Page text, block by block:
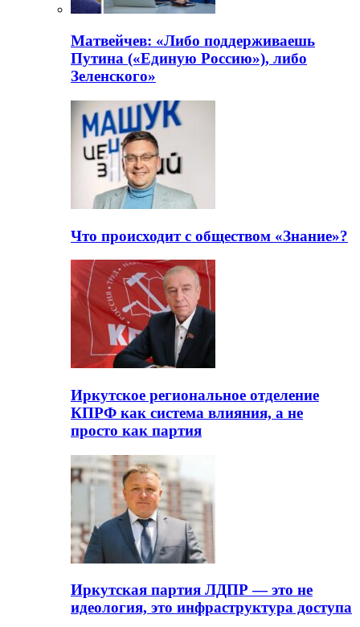
Матвейчев: «Либо поддерживаешь
Путина («Единую Россию»), либо
Зеленского»
Что происходит с обществом «Знание»?
Иркутское региональное отделение
КПРФ как система влияния, а не
просто как партия
Иркутская партия ЛДПР — это не
идеология, это инфраструктура доступа